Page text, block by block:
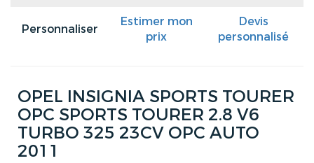
Personnaliser
Estimer mon
prix
Devis
personnalisé
OPEL INSIGNIA SPORTS TOURER
OPC SPORTS TOURER 2.8 V6
TURBO 325 23CV OPC AUTO
2011